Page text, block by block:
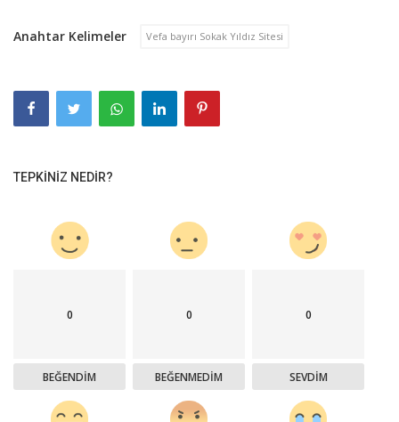
Anahtar Kelimeler Vefa bayırı Sokak Yıldız Sitesi
TEPKINIZ NEDIR?
0
BEĞENDIM
0
BEĞENMEDIM
0
SEVDIM